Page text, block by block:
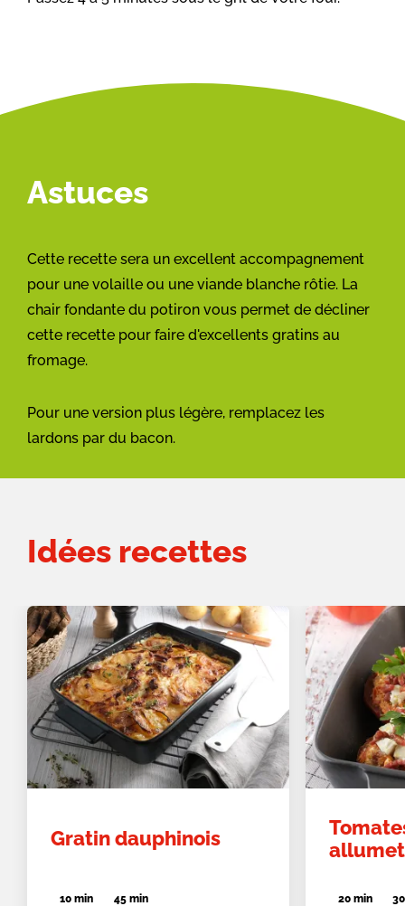
Astuces
Cette recette sera un excellent accompagnement
pour une volaille ou une viande blanche rôtie. La
chair fondante du potiron vous permet de décliner
cette recette pour faire d'excellents gratins au
fromage.
Pour une version plus légère, remplacez les
lardons par du bacon.
Idées recettes
Gratin dauphinois
10 min 45 min 20 min